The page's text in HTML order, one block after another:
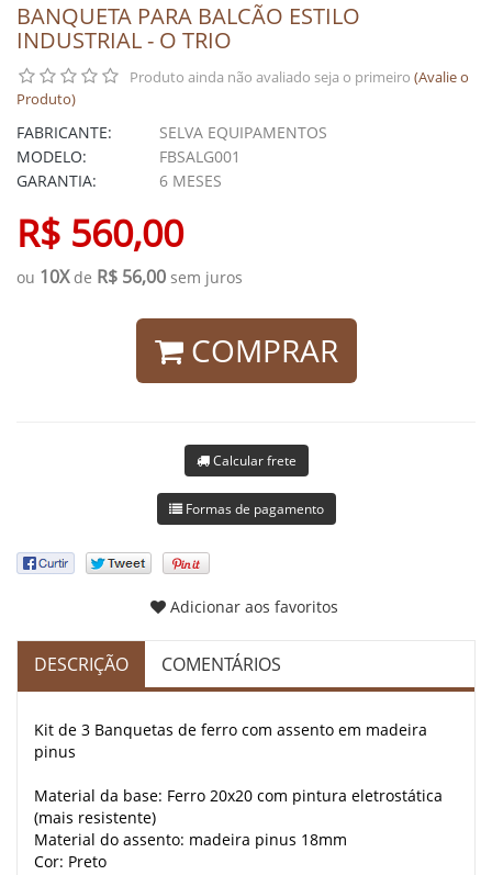
BANQUETA PARA BALCÃO ESTILO
INDUSTRIAL - O TRIO
Produto ainda não avaliado seja o primeiro (Avalie o
Produto)
FABRICANTE:
SELVA EQUIPAMENTOS
MODELO:
FBSALG001
GARANTIA:
6 MESES
R$ 560,00
ou 10Xde R$ 56,00 sem juros
COMPRAR
Calcular frete
Formas de pagamento
Adicionar aos favoritos
DESCRIÇÃO COMENTÁRIOS
Kit de 3 Banquetas de ferro com assento em madeira
pinus
Material da base: Ferro 20x20 com pintura eletrostática
(mais resistente)
Material do assento: madeira pinus 18mm
Cor: Preto